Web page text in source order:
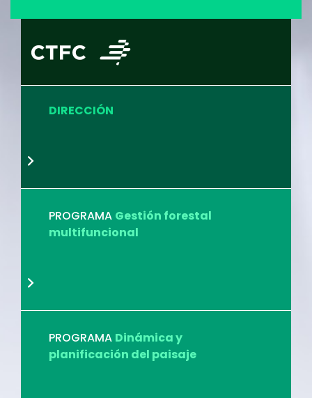
DIRECCIÓN
PROGRAMA Gestión forestal
multifuncional
PROGRAMA Dinámica y
planificación del paisaje